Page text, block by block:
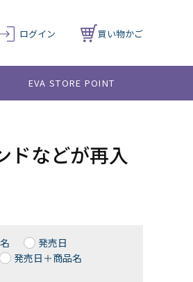
ログイン 買い物かご
EVA STORE POINT
ドなどが再入
発売日
発売日＋商品名